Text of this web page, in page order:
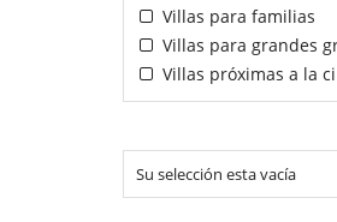
Villas para familias
Villas para grandes
Villas próximas a la
Su selección esta vacía